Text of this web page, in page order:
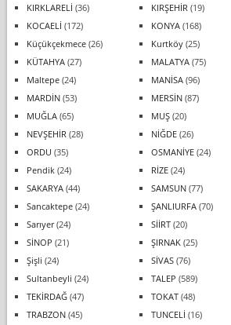
KIRKLARELİ (36) KIRŞEHİR (19)
KOCAELİ (172) KONYA(168)
Küçükçekmece(26) Kurtköy(25)
KÜTAHYA(27) MALATYA(75)
Maltepe(24) MANİSA(96)
MARDİN(53) MERSİN(87)
MUĞLA(65) MUŞ(20)
NEVŞEHİR (28) NİĞDE(26)
ORDU (35) OSMANİYE(24)
Pendik(24) RİZE(24)
SAKARYA(44) SAMSUN(77)
Sancaktepe(24) ŞANLIURFA(70)
Sarıyer(24) SİİRT(20)
SİNOP (21) ŞIRNAK(25)
Şişli (24) SİVAS(76)
Sultanbeyli (24) TALEP (589)
TEKİRDAĞ(47) TOKAT(48)
TRABZON(45) TUNCELİ (16)